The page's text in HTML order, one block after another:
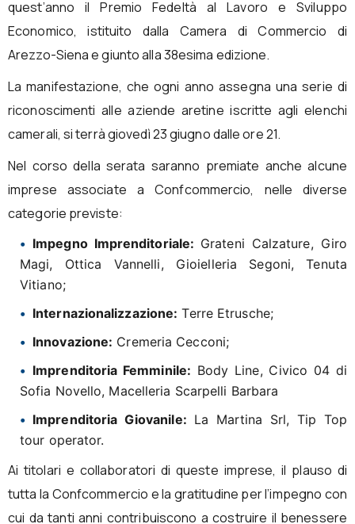
quest’anno il Premio Fedeltà al Lavoro e Sviluppo
Economico, istituito dalla Camera di Commercio di
Arezzo-Siena e giunto alla 38esima edizione.
La manifestazione, che ogni anno assegna una serie di
riconoscimenti alle aziende aretine iscritte agli elenchi
camerali, si terrà giovedì 23 giugno dalle ore 21.
Nel corso della serata saranno premiate anche alcune
imprese associate a Confcommercio, nelle diverse
categorie previste:
Impegno Imprenditoriale: Grateni Calzature, Giro
Magi, Ottica Vannelli, Gioielleria Segoni, Tenuta
Vitiano;
Internazionalizzazione: Terre Etrusche;
Innovazione: Cremeria Cecconi;
Imprenditoria Femminile: Body Line, Civico 04 di
Sofia Novello, Macelleria Scarpelli Barbara
Imprenditoria Giovanile: La Martina Srl, Tip Top
tour operator.
Ai titolari e collaboratori di queste imprese, il plauso di
tutta la Confcommercio e la gratitudine per l’impegno con
cui da tanti anni contribuiscono a costruire il benessere